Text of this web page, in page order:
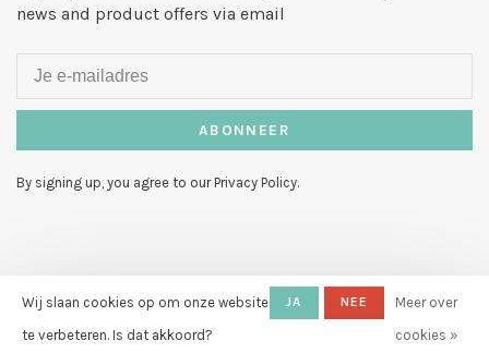
news and product offers via email
ABONNEER
By signing up, you agree to our Privacy Policy.
© Copyright 2026 Hello My Love-
Huysmans.me
Wij slaan cookies op om onze website
te verbeteren. Is dat akkoord?
JA NEE
Meer over
cookies »